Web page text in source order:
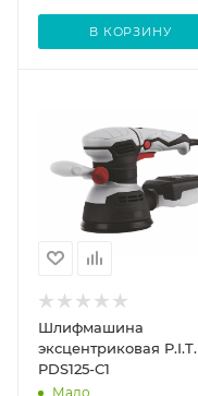
В КОРЗИНУ
Шлифмашина
эксцентриковая P.I.T.
PDS125-C1
Мало